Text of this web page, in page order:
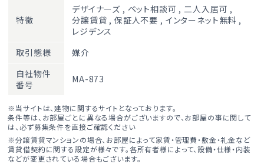
特徴
デザイナーズ , ペット相談可 , 二人入居可 ,
分譲賃貸 , 保証人不要 , インターネット無料 ,
レジデンス
取引態様
媒介
自社物件
番号
MA-873
※当サイトは、建物に関するサイトとなっております。
条件等は、お部屋ごとに異なる場合がございますので、お部屋の事に関して
は、必ず募集条件を直接ご確認ください
※分譲賃貸マンションの場合、お部屋によって家賃・管理費・敷金・礼金など
賃貸借契約に関する設定が様々です。各所有者様によって、設備・仕様・内装
などが変更されている場合もございます。